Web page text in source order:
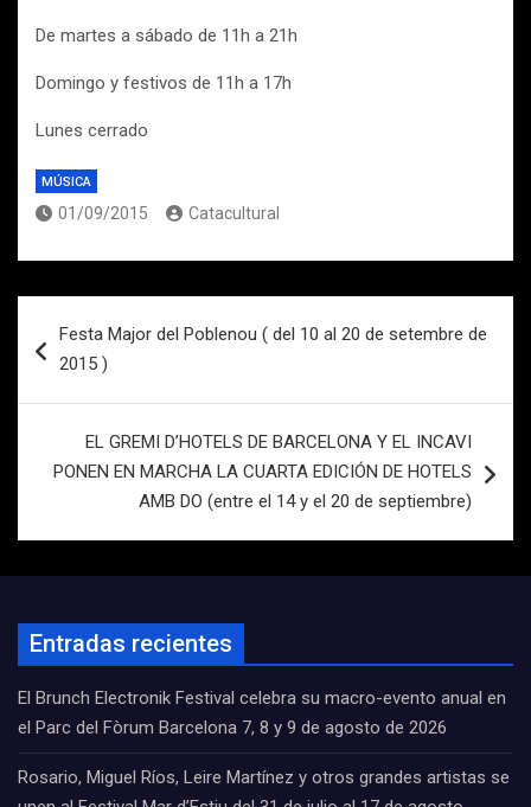
De martes a sábado de 11h a 21h
Domingo y festivos de 11h a 17h
Lunes cerrado
MÚSICA
01/09/2015 Catacultural
de
Festa Major del Poblenou ( del 10 al 20 de setembre de
2015 )
EL GREMI D’HOTELS DE BARCELONA Y EL INCAVI
PONEN EN MARCHA LA CUARTA EDICIÓN DE HOTELS
AMB DO (entre el 14 y el 20 de septiembre)
Entradas recientes
El Brunch Electronik Festival celebra su macro-evento anual en
el Parc del Fòrum Barcelona 7, 8 y 9 de agosto de 2026
Rosario, Miguel Ríos, Leire Martínez y otros grandes artistas se